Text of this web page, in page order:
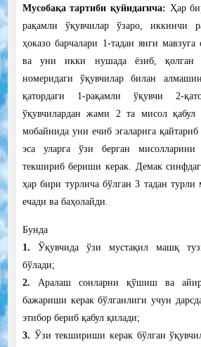
Мусобақа тартиби қуйидагича: Ҳар
рақамли ўқувчилар ўзаро, иккинчи
ҳоказо барчалари 1-тадан янги
ва уни икки нушада ёзиб, қолган
номеридаги ўқувчилар билан
қатордаги 1-рақамли ўқувчи 2-
ўқувчилардан жами 2 та мисол
мобайнида уни ечиб эгаларига
эса уларга ўзи берган
текшириб бериши керак. Демак
ҳар бири турлича бўлган 3 тадан
ечади ва баҳолайди.
Бунда
1.
Ўқувчида
ўзи мустақил машқ
бўлади;
2.
Аралаш сонларни қўшиш ва
бажариши керак бўлганлиги учун
этибор бериб қабул қилади;
3. Ўзи текшириши керак бўлган